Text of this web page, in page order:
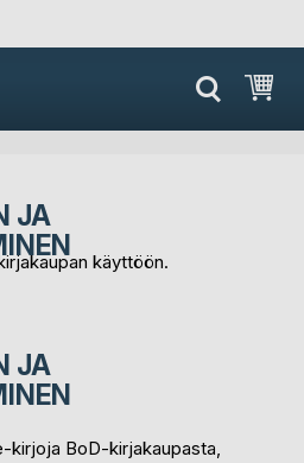
JA
JA
kirjoja BoD-kirjakaupasta,
käyttöön.